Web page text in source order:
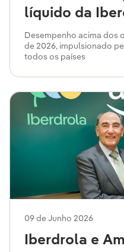
líquido da
mil milhões,
17%
Desempenho acima dos
de 2026, impulsionado
todos os países
09 de Junho 2026
Iberdrola e